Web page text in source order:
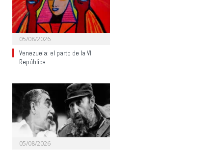
05/08/2026
Venezuela: el parto de la VI
República
05/08/2026